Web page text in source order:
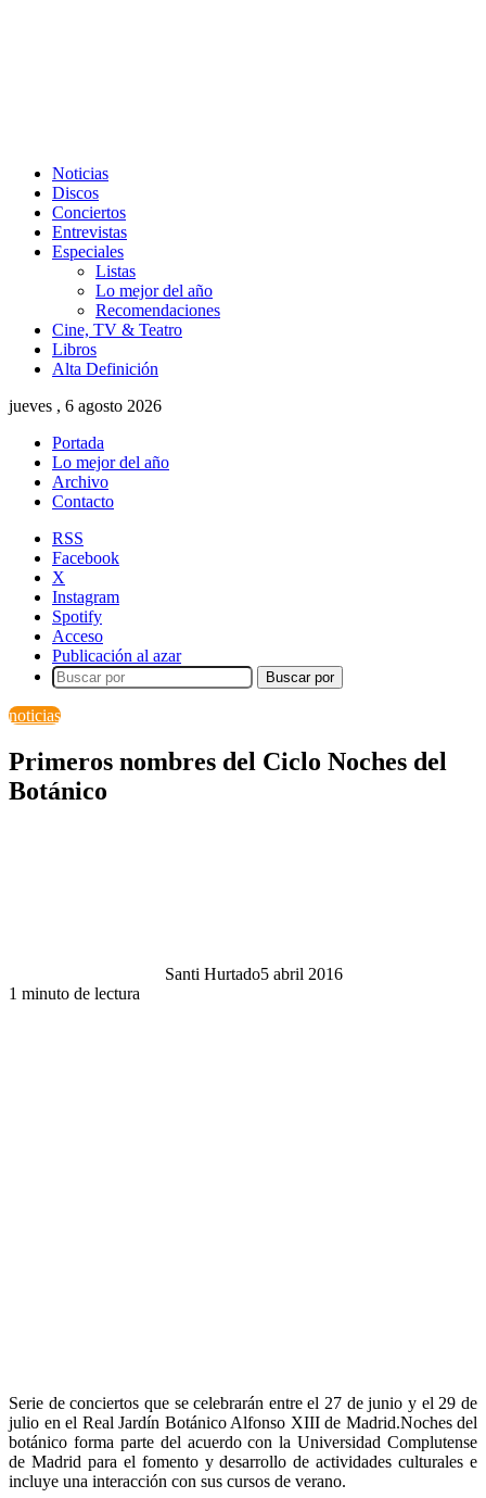
Noticias
Discos
Conciertos
Entrevistas
Especiales
Listas
Lo mejor del año
Recomendaciones
Cine, TV & Teatro
Libros
Alta Definición
jueves , 6 agosto 2026
Portada
Lo mejor del año
Archivo
Contacto
RSS
Facebook
X
Instagram
Spotify
Acceso
Publicación al azar
Buscar por
noticias
Primeros nombres del Ciclo Noches del
Botánico
Santi Hurtado5 abril 2016
1 minuto de lectura
Serie de conciertos que se celebrarán entre el 27 de junio y el 29 de
julio en el Real Jardín Botánico Alfonso XIII de Madrid.Noches del
botánico forma parte del acuerdo con la Universidad Complutense
de Madrid para el fomento y desarrollo de actividades culturales e
incluye una interacción con sus cursos de verano.